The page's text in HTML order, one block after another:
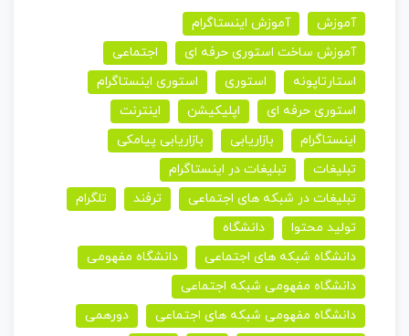
آموزش
آموزش اینستاگرام
آموزش ساخت استوری حرفه ای
اجتماعی
استارتاپونه
استوری
استوری اینستاگرام
استوری حرفه ای
اپلیکیشن
اینترنت
اینستاگرام
بازاریابی
بازاریابی پیامکی
تبلیغات
تبلیغات در اینستاگرام
تبلیغات در شبکه های اجتماعی
ترفند
تلگرام
تولید محتوا
دانشگاه
دانشگاه شبکه های اجتماعی
دانشگاه مفهومی
دانشگاه مفهومی شبکه اجتماعی
دانشگاه مفهومی شبکه های اجتماعی
دورهمی